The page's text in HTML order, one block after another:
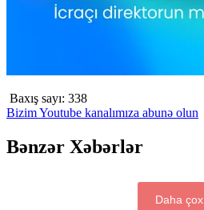
Baxış sayı: 338
Bizim Youtube kanalımıza abunə olun
Bənzər Xəbərlər
Daha çox